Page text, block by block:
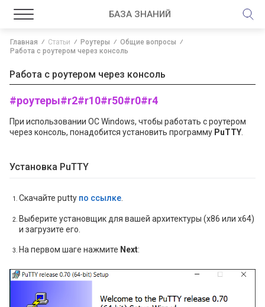
БАЗА ЗНАНИЙ
Главная Статьи Роутеры
Общие вопросы
Работа с роутером через консоль
Работа с роутером через консоль
#роутеры#r2#r10#r50#r0#r4
При использовании ОС Windows, чтобы работать с роутером
через консоль, понадобится установить программу PuTTY
Установка PuTTY
Скачайте putty по ссылке
Выберите установщик для вашей архитектуры (x86 или x64)
и загрузите его.
На первом шаге нажмите Next: